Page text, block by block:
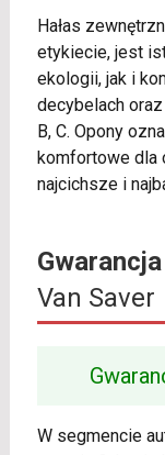
Hałas
etykiecie, jest
ekologii, jak i
decybelach
B, C. Opony
komfortowe dla
najcichsze i
Gwarancja
Van Saver
W segmencie